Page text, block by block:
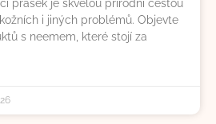
prášek je skvělou přírodní cestou
i jiných problémů. Objevte
s neemem, které stojí za